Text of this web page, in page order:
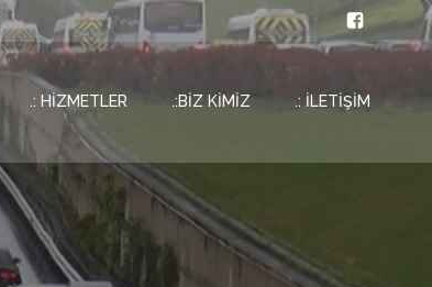
.: HİZMETLER .:BİZ KİMİZ .: İLETİŞİM